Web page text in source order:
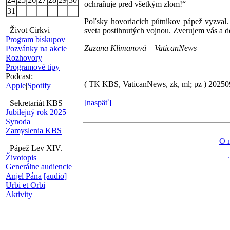
31
Život Cirkvi
Program biskupov
Pozvánky na akcie
Rozhovory
Programové tipy
Podcast:
Apple|Spotify
Sekretariát KBS
Jubilejný rok 2025
Synoda
Zamyslenia KBS
Pápež Lev XIV.
Životopis
Generálne audiencie
Anjel Pána [audio]
Urbi et Orbi
Aktivity
ochraňuje pred všetkým zlom!“
Poľsky hovoriacich pútnikov pápež
sveta postihnutých vojnou. Zverujem vás a
Zuzana Klimanová – VaticanNews
( TK KBS, VaticanNews, zk, ml; pz )
[naspäť]
O